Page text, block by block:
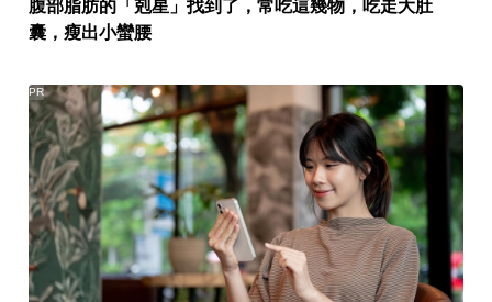
腹部脂肪的「剋星」找到了，常吃這幾物，吃走大肚
囊，瘦出小蠻腰
PR